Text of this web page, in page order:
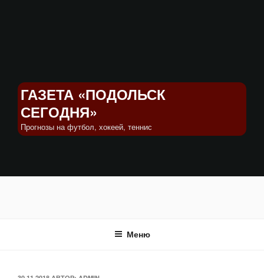
ГАЗЕТА «ПОДОЛЬСК
СЕГОДНЯ»
Прогнозы на футбол, хокеей, теннис
Меню